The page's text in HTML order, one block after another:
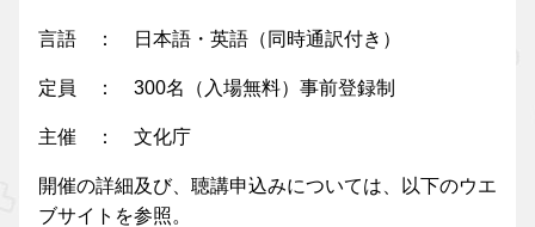
言語 ： 日本語・英語（同時通訳付き）
定員 ： 300名（入場無料）事前登録制
主催 ： 文化庁
開催の詳細及び、聴講申込みについては、以下のウエ
ブサイトを参照。